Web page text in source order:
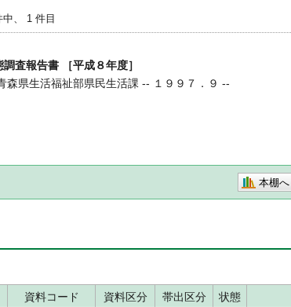
中、 1 件目
査報告書 ［平成８年度］
森県生活福祉部県民生活課 -- １９９７．９ --
本棚へ
資料コード 資料区分 帯出区分 状態